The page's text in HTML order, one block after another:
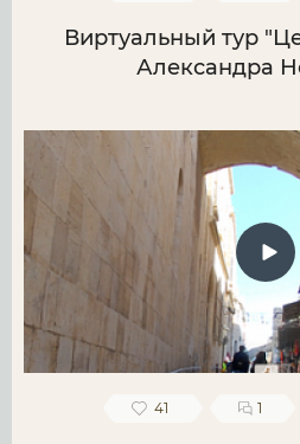
Виртуальный тур
Александра
41 1